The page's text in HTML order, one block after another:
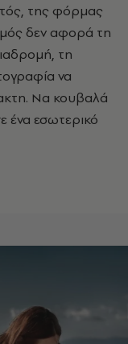
της φόρμας
δεν αφορά τη
τη
να
Να κουβαλά
ένα εσωτερικό